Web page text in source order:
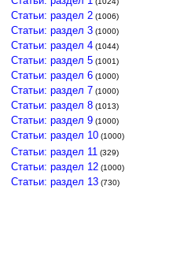
Статьи: раздел 2 (1006)
Статьи: раздел 3 (1000)
Статьи: раздел 4 (1044)
Статьи: раздел 5 (1001)
Статьи: раздел 6 (1000)
Статьи: раздел 7 (1000)
Статьи: раздел 8 (1013)
Статьи: раздел 9 (1000)
Статьи: раздел 10 (1000)
Статьи: раздел 11 (329)
Статьи: раздел 12 (1000)
Статьи: раздел 13 (730)